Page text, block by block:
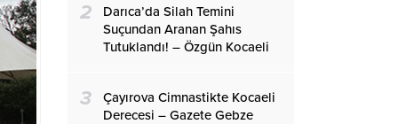
2
Darıca’da Silah Temini
Suçundan Aranan Şahıs
Tutuklandı! – Özgün Kocaeli
3
Çayırova Cimnastikte Kocaeli
Derecesi – Gazete Gebze